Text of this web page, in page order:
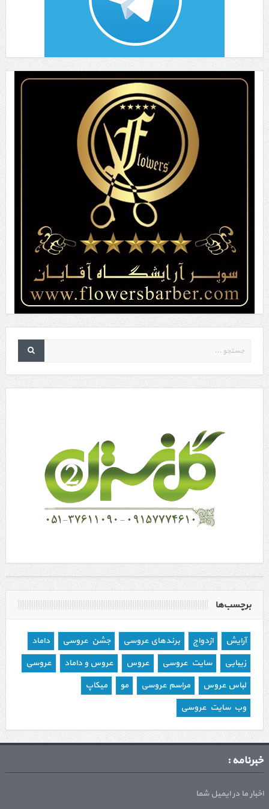
برچسب‌ها
آرایش ازدواج برندهای عروسی جشن عروسی
داماد
زیبایی
سایت عروسی عروس عروس و داماد
عروسی
لباس عروس
مراسم عروسی مو
میکاپ
وب سایت عروسی
خبرنامه :
اخبار ما در ایمیل شما